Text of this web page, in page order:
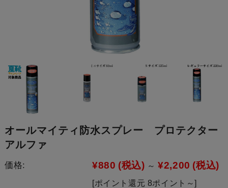
オールマイティ防水スプレー プロテクター
アルファ
価格: ¥880 (税込) ～ ¥2,200 (税込)
[ポイント還元 8ポイント～]